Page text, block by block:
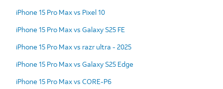
iPhone 15 Pro Max vs Pixel 10
iPhone 15 Pro Max vs Galaxy S25 FE
iPhone 15 Pro Max vs razr ultra - 2025
iPhone 15 Pro Max vs Galaxy S25 Edge
iPhone 15 Pro Max vs CORE-P6